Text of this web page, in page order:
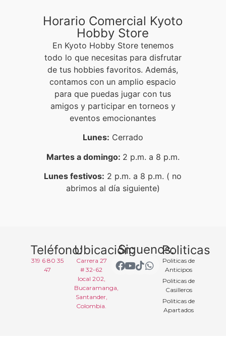
Horario Comercial Kyoto
Hobby Store
En Kyoto Hobby Store tenemos
todo lo que necesitas para disfrutar
de tus hobbies favoritos. Además,
contamos con un amplio espacio
para que puedas jugar con tus
amigos y participar en torneos y
eventos emocionantes
Lunes: Cerrado
Martes a domingo: 2 p.m. a 8 p.m.
Lunes festivos: 2 p.m. a 8 p.m. ( no
abrimos al día siguiente)
Siguenos:Politicas
Politicas de
Anticipos
Politicas de
Casilleros
Politicas de
Apartados
Ubicación:
Carrera 27
# 32-62
local 202,
Bucaramanga,
Santander,
Colombia.
Teléfono:
319 6 80 35
47